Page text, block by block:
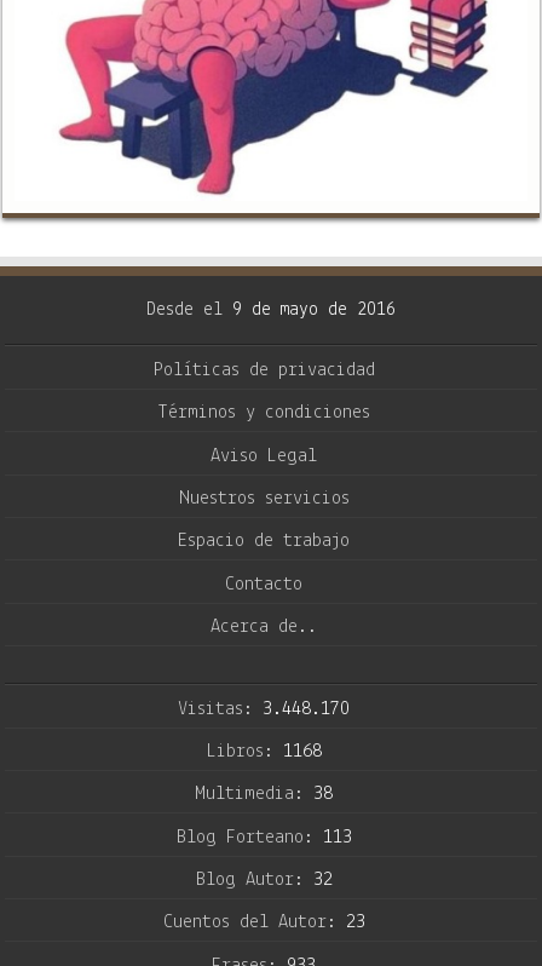
Desde el 9 de mayo de 2016
Políticas de privacidad
Términos y condiciones
Aviso Legal
Nuestros servicios
Espacio de trabajo
Contacto
Acerca de..
Visitas: 3.448.170
Libros: 1168
Multimedia: 38
Blog Forteano: 113
Blog Autor: 32
Cuentos del Autor: 23